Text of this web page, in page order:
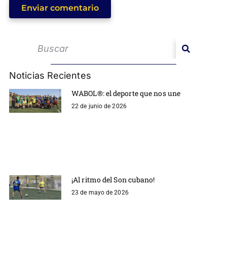
Enviar comentario
Noticias Recientes
WABOL®: el deporte que nos une
22 de junio de 2026
¡Al ritmo del Son cubano!
23 de mayo de 2026